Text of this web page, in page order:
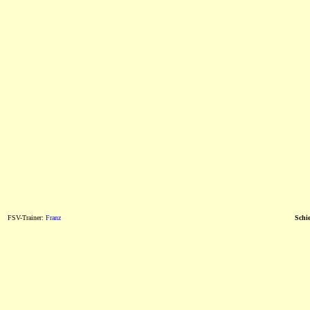
FSV-Trainer: Franz